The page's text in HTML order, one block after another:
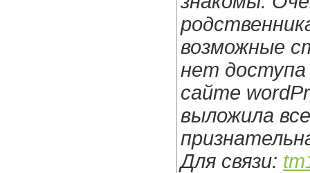
возможные
нет
сайте
выложила
Для связи: